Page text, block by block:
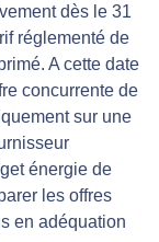
dès le 31
réglementé de
A cette date
concurrente de
sur une
énergie de
les offres
en adéquation